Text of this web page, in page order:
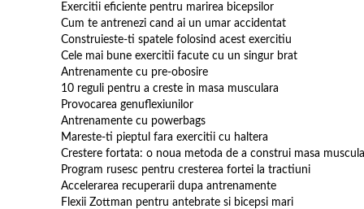
Exercitii eficiente pentru marirea bicepsilor
Cum te antrenezi cand ai un umar accidentat
Construieste-ti spatele folosind acest exercitiu
Cele mai bune exercitii facute cu un singur brat
Antrenamente cu pre-obosire
10 reguli pentru a creste in masa musculara
Provocarea genuflexiunilor
Antrenamente cu powerbags
Mareste-ti pieptul fara exercitii cu haltera
Crestere fortata: o noua metoda de a construi masa
Program rusesc pentru cresterea fortei la tractiuni
Accelerarea recuperarii dupa antrenamente
Flexii Zottman pentru antebrate si bicepsi mari